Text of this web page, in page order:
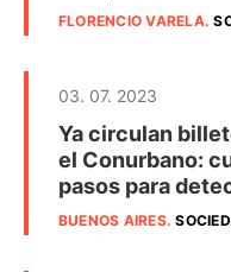
FLORENCIO VARELA.
03. 07. 2023
Ya circulan
el Conurbano:
pasos para
BUENOS AIRES.